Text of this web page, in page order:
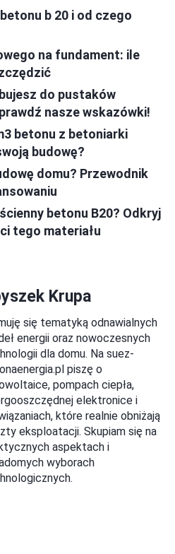
b 20 i od czego
na fundament: ile
do pustaków
nasze wskazówki!
betonu z betoniarki
budowę?
domu? Przewodnik
betonu B20? Odkryj
tego materiału
Krupa
się tematyką odnawialnych
energii oraz nowoczesnych
dla domu. Na suez-
piszę o
pompach ciepła,
elektronice i
które realnie obniżają
eksploatacji. Skupiam się na
aspektach i
wyborach